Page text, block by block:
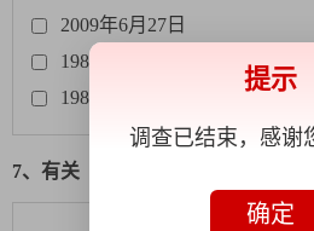
2009年6月27日
1987年2月15日
1987年1月19日
7、有关《统计法实施条例》说法正
提示
调查已结束，感谢
确定